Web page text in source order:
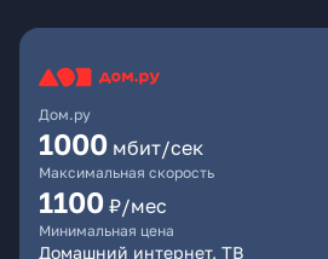
Дом.ру
1000 мбит/сек
Максимальная скорость
1100 ₽/мес
Минимальная цена
Домашний интернет, ТВ